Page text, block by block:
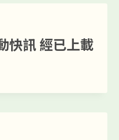
快訊 經已上載